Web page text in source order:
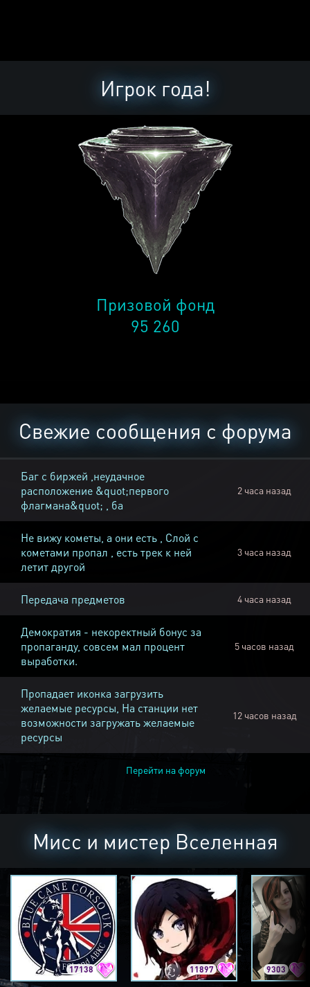
Игрок года!
Призовой фонд
95 260
Свежие сообщения с форума
Баг с биржей ,неудачное
расположение &quot;первого
флагмана&quot; , ба
2 часа назад
Не вижу кометы, а они есть , Слой с
кометами пропал , есть трек к ней
летит другой
3 часа назад
Передача предметов 4 часа назад
Демократия - некоректный бонус за
пропаганду, совсем мал процент
выработки.
5 часов назад
Пропадает иконка загрузить
желаемые ресурсы, На станции нет
возможности загружать желаемые
ресурсы
12 часов назад
Перейти на форум
Мисс и мистер Вселенная
17138 11897 9303